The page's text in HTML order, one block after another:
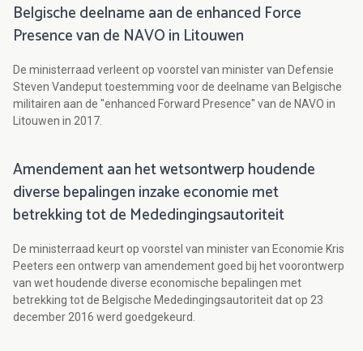
Belgische deelname aan de enhanced Force
Presence van de NAVO in Litouwen
De ministerraad verleent op voorstel van minister van Defensie
Steven Vandeput toestemming voor de deelname van Belgische
militairen aan de "enhanced Forward Presence" van de NAVO in
Litouwen in 2017.
Amendement aan het wetsontwerp houdende
diverse bepalingen inzake economie met
betrekking tot de Mededingingsautoriteit
De ministerraad keurt op voorstel van minister van Economie Kris
Peeters een ontwerp van amendement goed bij het voorontwerp
van wet houdende diverse economische bepalingen met
betrekking tot de Belgische Mededingingsautoriteit dat op 23
december 2016 werd goedgekeurd.